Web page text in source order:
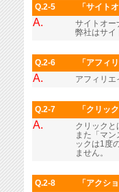
Q.2-5 「サイト
A.
サイトオー
弊社はサイ
Q.2-6 「アフィ
A. アフィリ
Q.2-7 「クリッ
A.
クリック
また「マ
ックは1度
ません。
Q.2-8 「アクシ